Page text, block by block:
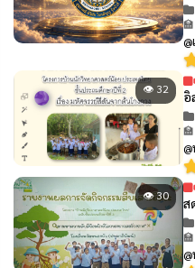
👁 32
อิ
👁 30
ส